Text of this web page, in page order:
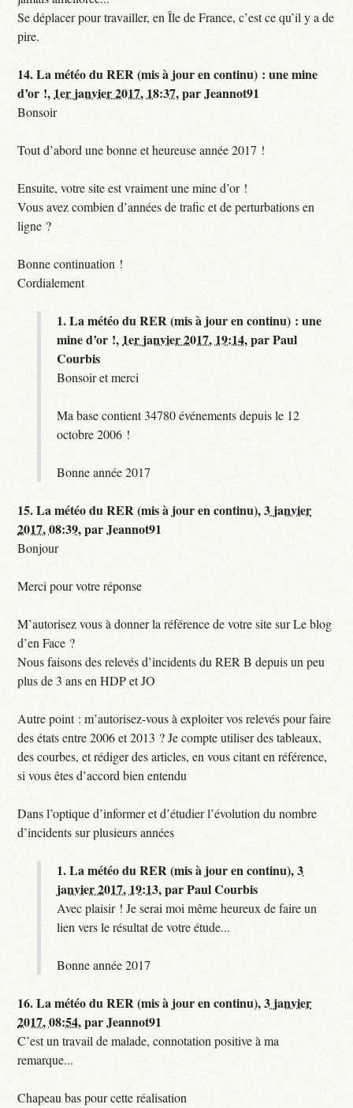
Se déplacer pour travailler, en Île de France, c’est ce qu’il y a de
pire.
14.La météo du RER (mis à jour en continu) : une mine
d’or !, 1er janvier 2017, 18:37,parJeannot91
Bonsoir
Tout d’abord une bonne et heureuse année 2017 !
Ensuite, votre site est vraiment une mine d’or !
Vous avez combien d’années de trafic et de perturbations en
ligne ?
Bonne continuation !
Cordialement
1.La météo du RER (mis à jour en continu) : une
mine d’or !, 1er janvier 2017, 19:14,parPaul
Courbis
Bonsoir et merci
Ma base contient 34780 événements depuis le 12
octobre 2006 !
Bonne année 2017
15.La météo du RER (mis à jour en continu),3 janvier
2017, 08:39,parJeannot91
Bonjour
Merci pour votre réponse
M’autorisez vous à donner la référence de votre site sur Le blog
d’en Face ?
Nous faisons des relevés d’incidents du RER B depuis un peu
plus de 3 ans en HDP et JO
Autre point : m’autorisez-vous à exploiter vos relevés pour faire
des états entre 2006 et 2013 ? Je compte utiliser des tableaux,
des courbes, et rédiger des articles, en vous citant en référence,
si vous êtes d’accord bien entendu
Dans l’optique d’informer et d’étudier l’évolution du nombre
d’incidents sur plusieurs années
1.La météo du RER (mis à jour en continu),3
janvier 2017, 19:13,parPaul Courbis
Avec plaisir ! Je serai moi même heureux de faire un
lien vers le résultat de votre étude...
Bonne année 2017
16.La météo du RER (mis à jour en continu),3 janvier
2017, 08:54,parJeannot91
C’est un travail de malade, connotation positive à ma
remarque...
Chapeau bas pour cette réalisation